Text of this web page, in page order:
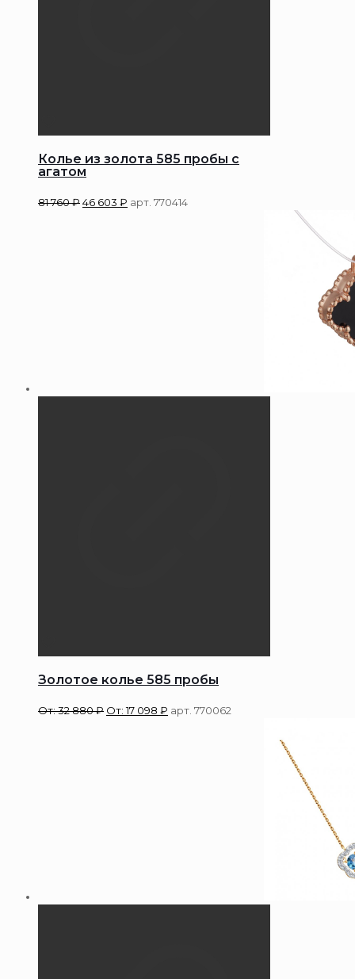
Колье из золота 585 пробы с
агатом
81 760₽46 603 ₽ арт. 770414
Золотое колье 585 пробы
От:32 880₽ От:17 098 ₽ арт. 770062